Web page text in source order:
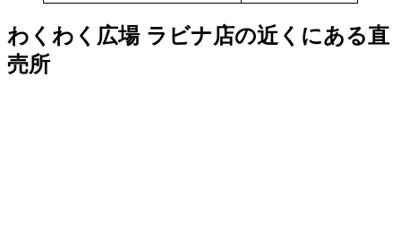
わくわく広場 ラビナ店の近くにある直
売所